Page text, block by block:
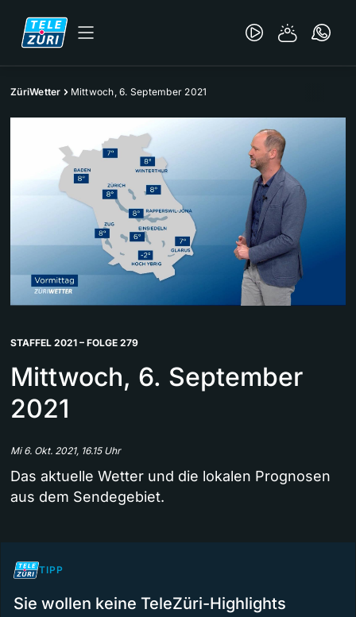
ZüriWetter Mittwoch, 6. September 2021
STAFFEL 2021 – FOLGE 279
Mittwoch, 6. September
2021
Mi 6. Okt. 2021, 16.15 Uhr
Das aktuelle Wetter und die lokalen Prognosen
aus dem Sendegebiet.
TIPP
Sie wollen keine TeleZüri-Highlights